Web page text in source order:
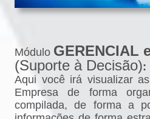
Módulo GERENCIAL
(Suporte à Decisão):
Aqui você irá visualizar
Empresa de forma
compilada, de forma a